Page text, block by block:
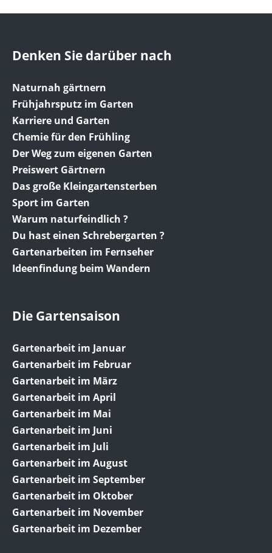
Denken Sie darüber nach
Naturnah gärtnern
Frühjahrsputz im Garten
Karriere und Garten
Chemie für den Frühling
Der Weg zum eigenen Garten
Preiswert Gärtnern
Das große Kleingartensterben
Sport im Garten
Warum naturfeindlich ?
Du hast einen Schrebergarten ?
Gartenarbeiten im Fernseher
Ideenfindung beim Wandern
Die Gartensaison
Gartenarbeit im Januar
Gartenarbeit im Februar
Gartenarbeit im März
Gartenarbeit im April
Gartenarbeit im Mai
Gartenarbeit im Juni
Gartenarbeit im Juli
Gartenarbeit im August
Gartenarbeit im September
Gartenarbeit im Oktober
Gartenarbeit im November
Gartenarbeit im Dezember